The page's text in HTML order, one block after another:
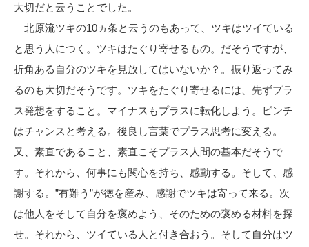
大切だと云うことでした。
北原流ツキの10ヵ条と云うのもあって、ツキはツイている
と思う人につく。ツキはたぐり寄せるもの。だそうですが、
折角ある自分のツキを見放してはいないか？。振り返ってみ
るのも大切だそうです。ツキをたぐり寄せるには、先ずプラ
ス発想をすること。マイナスもプラスに転化しよう。ピンチ
はチャンスと考える。後良し言葉でプラス思考に変える。
又、素直であること、素直こそプラス人間の基本だそうで
す。それから、何事にも関心を持ち、感動する。そして、感
謝する。”有難う”が徳を産み、感謝でツキは寄って来る。次
は他人をそして自分を褒めよう、そのための褒める材料を探
せ。それから、ツイている人と付き合おう。そして自分はツ